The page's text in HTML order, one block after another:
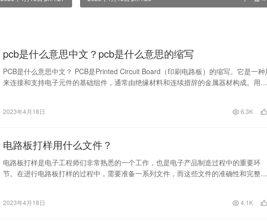
pcb是什么意思中文？pcb是什么意思的缩写
PCB是什么意思中文？ PCB是Printed Circuit Board（印刷电路板）的缩写。它是一种
来连接和支持电子元件的基础组件，通常由绝缘材料和连续措辞的金属器材构成。用…
2023年4月18日 6.3K
电路板打样用什么文件？
电路板打样是电子工程师们非常熟悉的一个工作，也是电子产品制造过程中的重要环
节。在进行电路板打样的过程中，需要准备一系列文件，而这些文件的准确性和完整性
2023年4月18日 4.1K